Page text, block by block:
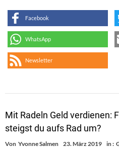
Facebook
WhatsApp
Newsletter
Mit Radeln Geld verdienen:
steigst du aufs Rad um?
Von Yvonne Salmen 23. März 2019 in :